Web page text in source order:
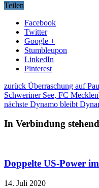
Teilen
Facebook
Twitter
Google +
Stumbleupon
LinkedIn
Pinterest
zurück Überraschung auf
Schweriner See, FC
nächste Dynamo bleibt
In Verbindung
Doppelte US-Power
14. Juli 2020